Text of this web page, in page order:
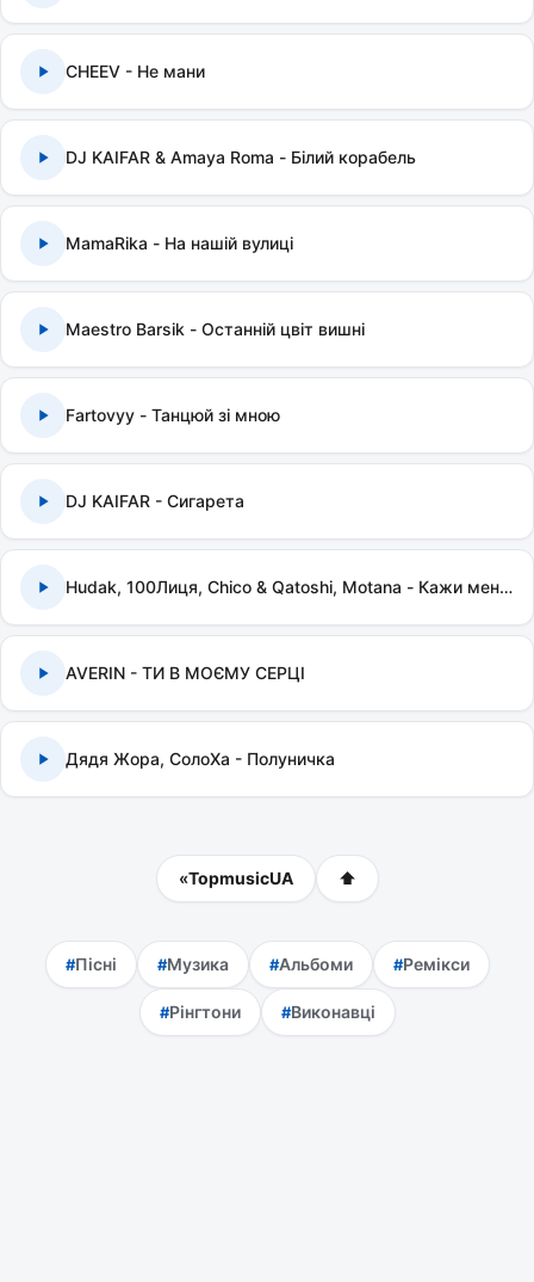
CHEEV - Не мани
DJ KAIFAR & Amaya Roma - Білий корабель
MamaRika - На нашій вулиці
Maestro Barsik - Останній цвіт вишні
Fartovyy - Танцюй зі мною
DJ KAIFAR - Сигарета
Hudak, 100Лиця, Chico & Qatoshi, Motana - Кажи мені правду
AVERIN - ТИ В МОЄМУ СЕРЦІ
Дядя Жора, СолоХа - Полуничка
«TopmusicUA ⬆
Пісні Музика Альбоми Ремікси
Рінгтони Виконавці